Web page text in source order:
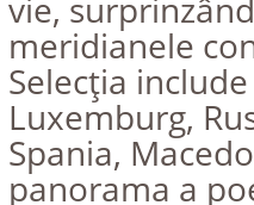
vie,
meridianele
Selecţia
Luxemburg,
Spania,
panorama a